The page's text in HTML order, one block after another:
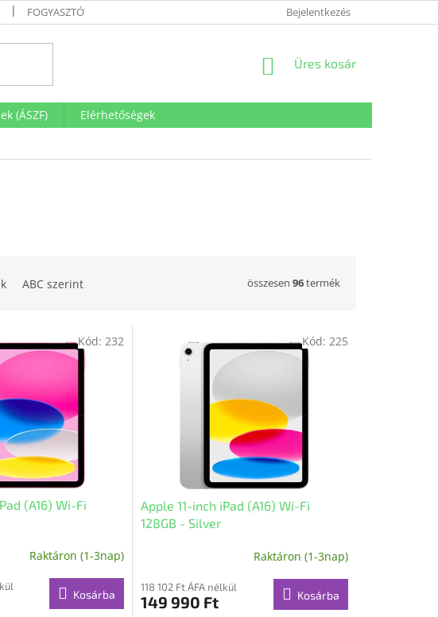
FOGYASZTÓVÉDELMI TÁJÉKOZTATÓ SÜTI TÁJÉKOZTATÓ IMPRESSZUM
Bejelentkezés
KOSÁR
Üres kosár
(ÁSZF)
Elérhetőségek
ABC szerint összesen 96termék
(A16) Wi-Fi
Raktáron (1-3nap)
Kosárba
Kód: 232
Apple 11-inch iPad (A16) Wi-Fi
128GB - Silver
Raktáron (1-3nap)
118 102 Ft ÁFA nélkül
149 990 Ft Kosárba
Kód: 225